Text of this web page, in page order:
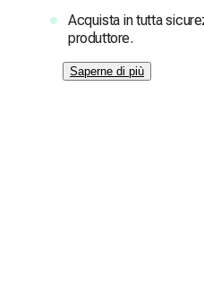
Acquista in tutta
produttore.
Saperne di più